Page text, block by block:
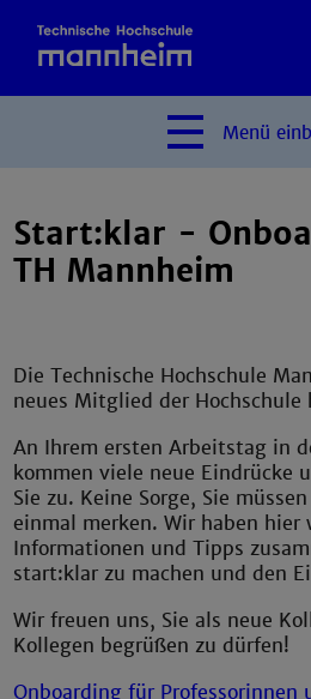
Menü
Start:klar -
TH Mannheim
Die Technische Hochschule
neues Mitglied der
An Ihrem ersten Arbeitstag in
kommen viele neue Eindrücke
Sie zu. Keine Sorge, Sie
einmal merken. Wir haben
Informationen und Tipps
start:klar zu machen und den
Wir freuen uns, Sie als neue
Kollegen begrüßen zu dürfen!
Onboarding für Professorinnen